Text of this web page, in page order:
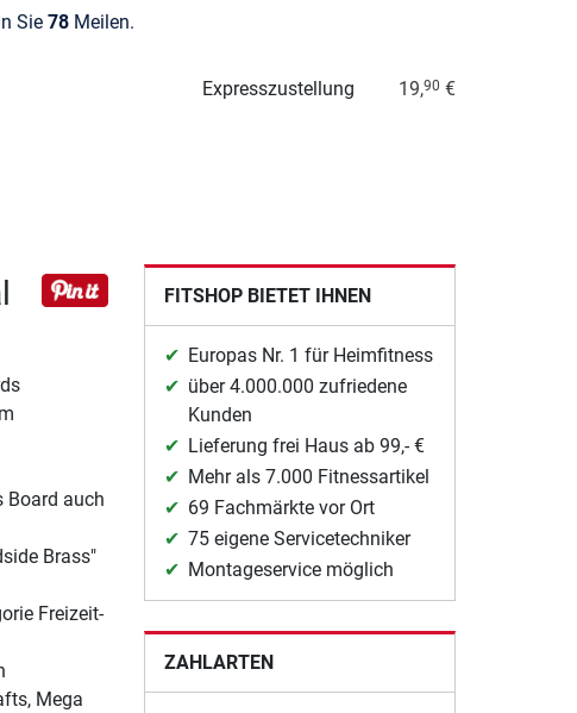
Sie 78Meilen.
Expresszustellung 19,90 €
Board auch
Brass"
Freizeit-
Mega
FITSHOP BIETET IHNEN
Europas Nr. 1 für Heimfitness
über 4.000.000 zufriedene
Kunden
Lieferung frei Haus ab 99,- €
Mehr als 7.000 Fitnessartikel
69 Fachmärkte vor Ort
75 eigene Servicetechniker
Montageservice möglich
ZAHLARTEN